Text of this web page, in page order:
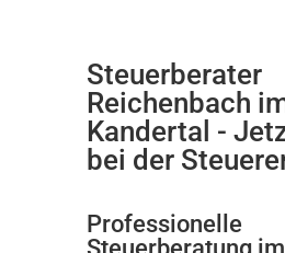
Steuerberater
Reichenbach
Kandertal -
bei der
Professionelle